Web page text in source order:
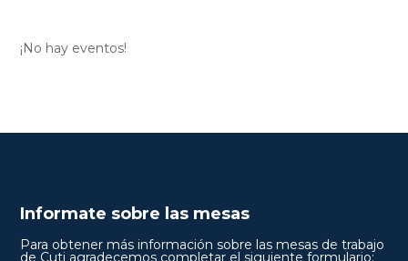
¡No hay eventos!
Informate sobre las mesas
Para obtener más información sobre las mesas de trabajo
de Cuti agradecemos completar el siguiente formulario: